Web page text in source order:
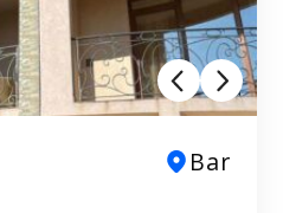
Bar